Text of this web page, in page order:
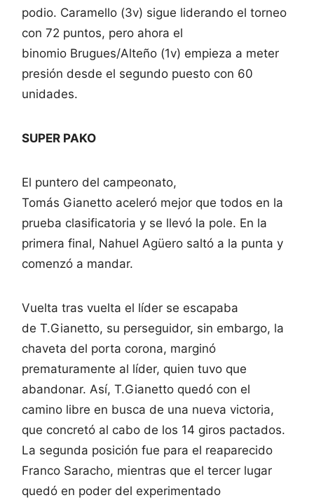
podio. Caramello (3v) sigue liderando el torneo
con 72 puntos, pero ahora el
binomio Brugues/Alteño (1v) empieza a meter
presión desde el segundo puesto con 60
unidades.
SUPER PAKO
El puntero del campeonato,
Tomás Gianetto aceleró mejor que todos en la
prueba clasificatoria y se llevó la pole. En la
primera final, Nahuel Agüero saltó a la punta y
comenzó a mandar.
Vuelta tras vuelta el líder se escapaba
de T.Gianetto, su perseguidor, sin embargo, la
chaveta del porta corona, marginó
prematuramente al líder, quien tuvo que
abandonar. Así, T.Gianetto quedó con el
camino libre en busca de una nueva victoria,
que concretó al cabo de los 14 giros pactados.
La segunda posición fue para el reaparecido
Franco Saracho, mientras que el tercer lugar
quedó en poder del experimentado